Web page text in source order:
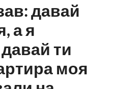
давай
а я
ти
моя